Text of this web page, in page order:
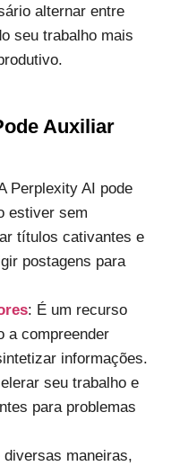
alternar entre
seu trabalho mais
Auxiliar
Perplexity AI pode
estiver sem
títulos cativantes e
postagens para
: É um recurso
a compreender
informações.
seu trabalho e
para problemas
maneiras,